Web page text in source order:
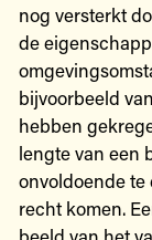
nog versterkt
de
bijvoorbeeld
hebben
lengte van een
onvoldoende
recht komen.